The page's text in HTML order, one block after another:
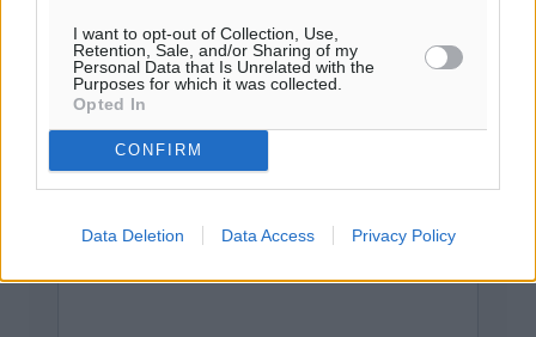
I want to opt-out of Collection, Use,
Retention, Sale, and/or Sharing of my
Personal Data that Is Unrelated with the
Purposes for which it was collected.
Opted In
CONFIRM
Data Deletion Data Access Privacy Policy
υποβολή του σχολίου.
Όνοματεπώνυμο